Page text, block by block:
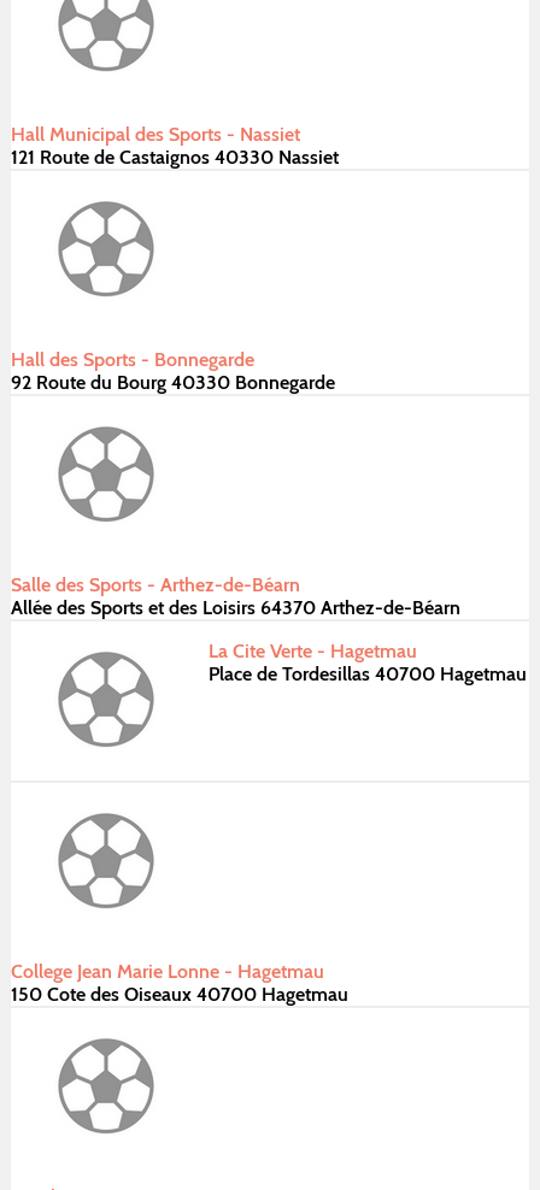
Hall Municipal des Sports - Nassiet
121 Route de Castaignos 40330 Nassiet
Hall des Sports - Bonnegarde
92 Route du Bourg 40330 Bonnegarde
Salle des Sports - Arthez-de-Béarn
Allée des Sports et des Loisirs 64370 Arthez-de-Béarn
La Cite Verte - Hagetmau
Place de Tordesillas 40700 Hagetmau
College Jean Marie Lonne - Hagetmau
150 Cote des Oiseaux 40700 Hagetmau